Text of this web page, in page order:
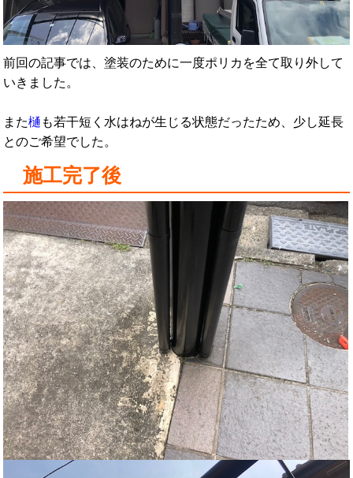
前回の記事では、塗装のために一度ポリカを全て取り外して
いきました。
また樋 も若干短く水はねが生じる状態だったため、少し延長
とのご希望でした。
施工完了後